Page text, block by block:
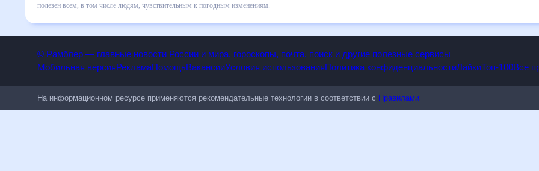
как правильно спланировать 30 дней. Подобный прогноз погоды в Чжучэне, Китай, Китай, на 30 дней будет полезен всем, в том
© Рамблер — главные новости России и мира, гороскопы, почта, поиск и другие полезные сервисы
На информационном ресурсе применяются рекомендательные технологии в соответствии сПравилами